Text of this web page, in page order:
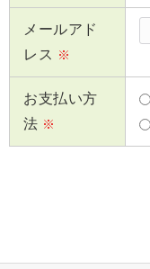
メールアド
レス
※
お支払い方
法 ※